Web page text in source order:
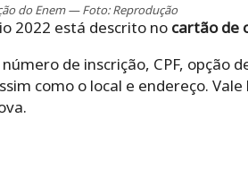
do Enem — Foto: Reprodução
2022 está descrito no cartão de
de inscrição, CPF, opção
como o local e endereço.